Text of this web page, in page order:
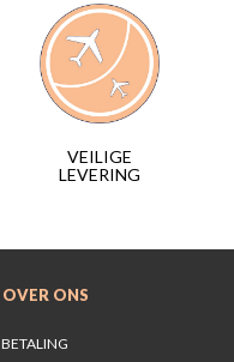
VEILIGE
LEVERING
OVER ONS
BETALING